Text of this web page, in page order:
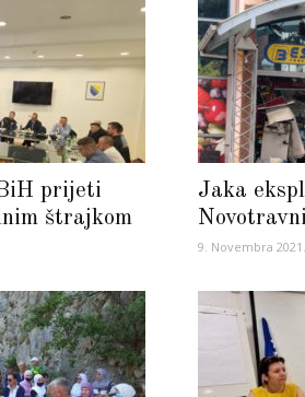
prijeti
štrajkom
Jaka
9. Novembra 2021.